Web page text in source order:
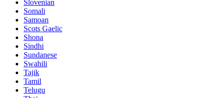
Slovenian
Somali
Samoan
Scots Gaelic
Shona
Sindhi
Sundanese
Swahili
Tajik
Tamil
Telugu